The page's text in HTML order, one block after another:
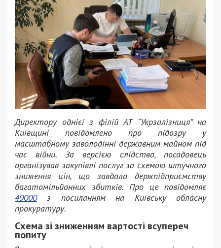
Директору однієї з філій АТ “Укрзалізниця” на
Київщині повідомлено про підозру у
масштабному заволодінні державним майном під
час війни. За версією слідства, посадовець
організував закупівлі послуг за схемою штучного
зниження цін, що завдало держпідприємству
багатомільйонних збитків. Про це повідомляє
49000з посиланням на Київську обласну
прокуратуру.
Схема зі зниженням вартості всупереч
попиту